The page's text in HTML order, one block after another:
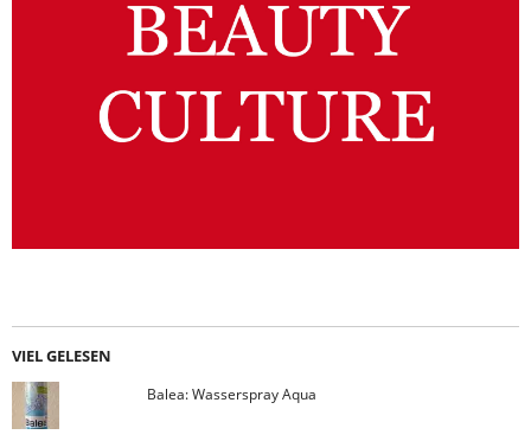
VIEL GELESEN
Balea: Wasserspray Aqua